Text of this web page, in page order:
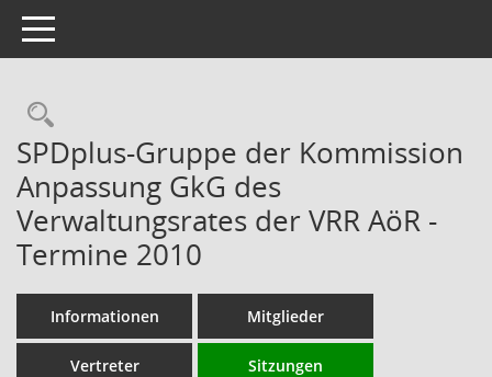
Toggle navigation
Rechercheauswahl
SPDplus-Gruppe der Kommission
Anpassung GkG des
Verwaltungsrates der VRR AöR -
Termine 2010
Informationen Mitglieder
Vertreter Sitzungen